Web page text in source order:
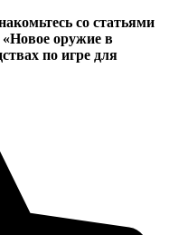
со статьями
«Новое оружие в
по игре для